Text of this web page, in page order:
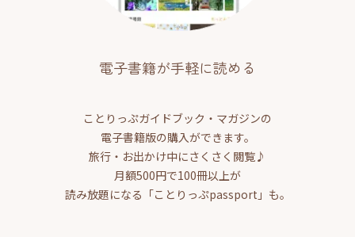
電子書籍が手軽に読める
ことりっぷガイドブック・マガジンの
電子書籍版の購入ができます。
旅行・お出かけ中にさくさく閲覧♪
月額500円で100冊以上が
読み放題になる「ことりっぷpassport」も。